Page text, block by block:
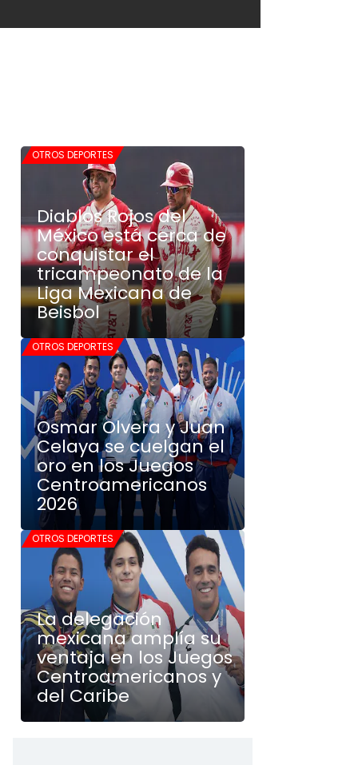
OTROS DEPORTES
Diablos Rojos del
México está cerca de
conquistar el
tricampeonato de la
Liga Mexicana de
Beisbol
OTROS DEPORTES
Osmar Olvera y Juan
Celaya se cuelgan el
oro en los Juegos
Centroamericanos
2026
OTROS DEPORTES
La delegación
mexicana amplía su
ventaja en los Juegos
Centroamericanos y
del Caribe